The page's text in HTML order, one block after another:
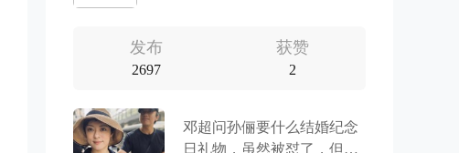
发布
2697
获赞
2
邓超问孙俪要什么结婚纪念
日礼物，虽然被怼了，但两